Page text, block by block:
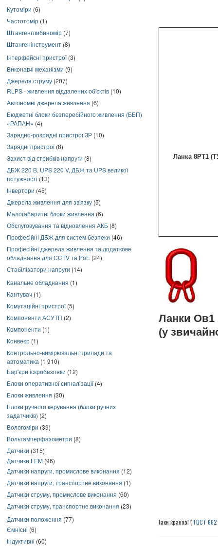
Кутоміри (6)
Частотомір (1)
Штангенглибиномір (7)
Штангенінструмент (8)
Інтерфейсні пристрої(3)
Виконавчі механізми (9)
Джерела струму (207)
RLPS - живлення віддалених об'єктів (10)
Автономні джерела живлення (6)
Бюджетні блоки безперебійного живлення (ББП)
«РАПАН» (4)
Зарядно-розрядні пристрої ЗР (10)
Зарядні пристрої(8)
Захист від стрибків напруги (8)
ДБЖ 220 В, UPS 220 V, ДБЖ та UPS великої
потужності (13)
Інвертори (45)
Джерела живлення для зв'язку (5)
Малогабаритні блоки живлення (6)
Обслуговування та відновлення АКБ (8)
Професійні ДБЖ для систем безпеки (46)
Професійні джерела живлення та додаткове
обладнання для CCTV та PoE (24)
Стабілізатори напруги (14)
Канальне обладнання (1)
Кантувач (1)
Комутаційні пристрої(5)
Компоненти АСУТП (2)
Компоненти (1)
Конвеєр (1)
Контрольно-вимірювальні прилади та
автоматика (1 910)
Бар'єри іскробезпеки (12)
Блоки оперативної сигналізації(4)
Блоки живлення (30)
Блоки ручного керування (блоки ручних
задатчиків) (2)
Вологоміри (39)
Вольтамперфазометри (8)
Датчики (315)
Датчики LEM (96)
Датчики напруги, промислове виконання (12)
Датчики напруги, транспортне виконання (1)
Датчики струму, промислове виконання (60)
Датчики струму, транспортне виконання (23)
Датчики положення (77)
Ємнісні (6)
Індуктивні (60)
Ланка 8РТ1
Ланки Ов1
(у
Гаки кранові (ГОСТ